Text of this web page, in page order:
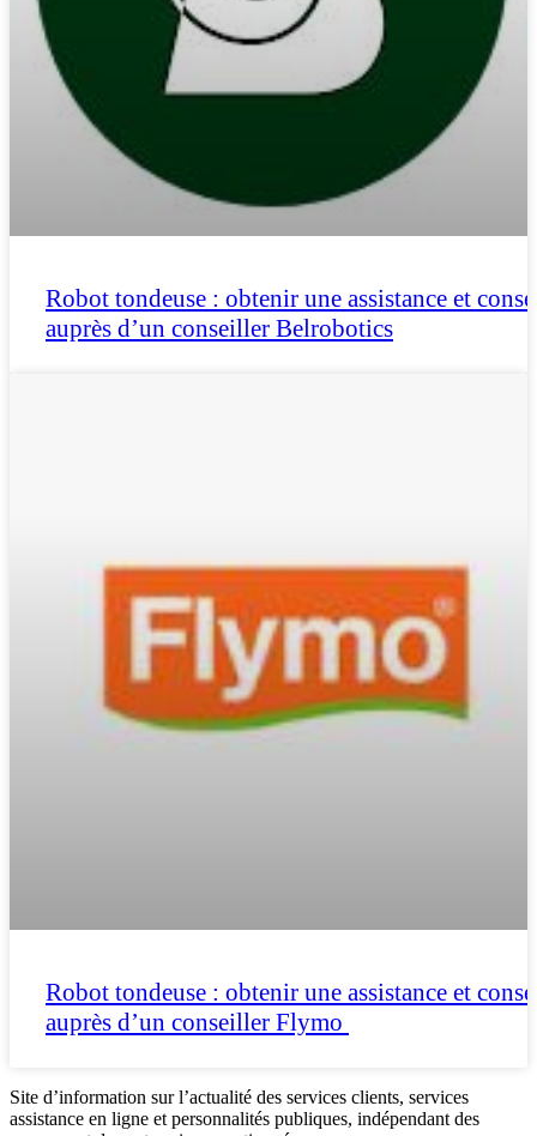
Robot tondeuse : obtenir une assistance et
auprès d’un conseiller Belrobotics
Robot tondeuse : obtenir une assistance et
auprès d’un conseiller Flymo
Site d’information sur l’actualité des services clients, services
assistance en ligne et personnalités publiques, indépendant des